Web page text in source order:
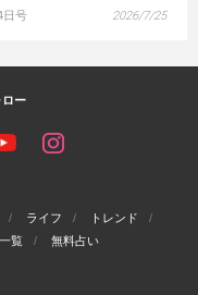
日号 2026/7/25
ー
ライフ
トレンド
覧 無料占い